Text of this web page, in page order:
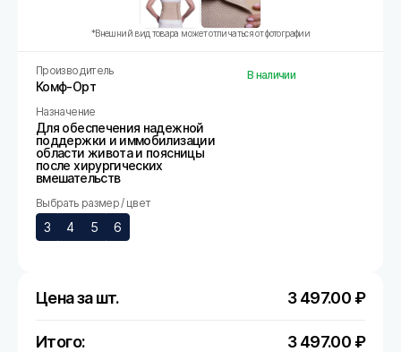
*Внешний вид товара может отличаться от фотографии
Производитель
Комф-Орт
Назначение
Для обеспечения надежной
поддержки и иммобилизации
области живота и поясницы
после хирургических
вмешательств
Выбрать размер / цвет
3 4 5 6
В наличии
Цена за шт. 3 497.00 ₽
Итого: 3 497.00 ₽